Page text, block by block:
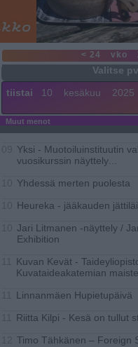
< 24 vko
tiistai 10 kesäkuu 2025
Muut menot
Yksi - Muotoiluinstituutin
vuosikurssin näyttely...
Yhdessä merten puolesta
Heureka - jääkauden
Jari Litmanen -näyttely /
Exhibition
Kuvan Kevät -
Kuvataideakatemian
Linnanmäen Hupietupäivä
Riitta Kilpi - Kesä on tullut
Timo Tähkänen – Foreign